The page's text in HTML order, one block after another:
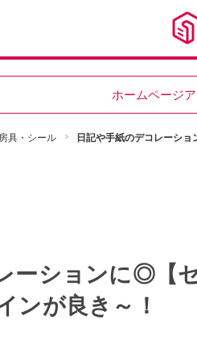
ホームページ
具・シール 日記や手紙のデコレーシ
ーションに◎【
ンが良き～！